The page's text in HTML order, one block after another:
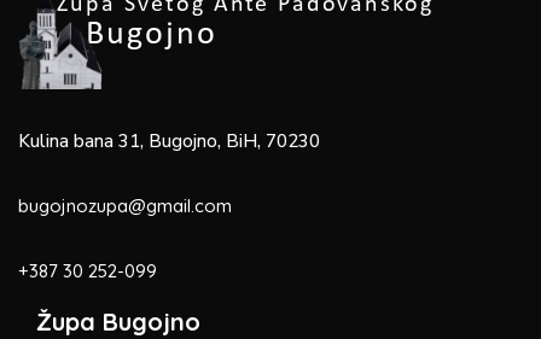
Kulina bana 31, Bugojno, BiH, 70230
bugojnozupa@gmail.com
+387 30 252-099
Župa Bugojno